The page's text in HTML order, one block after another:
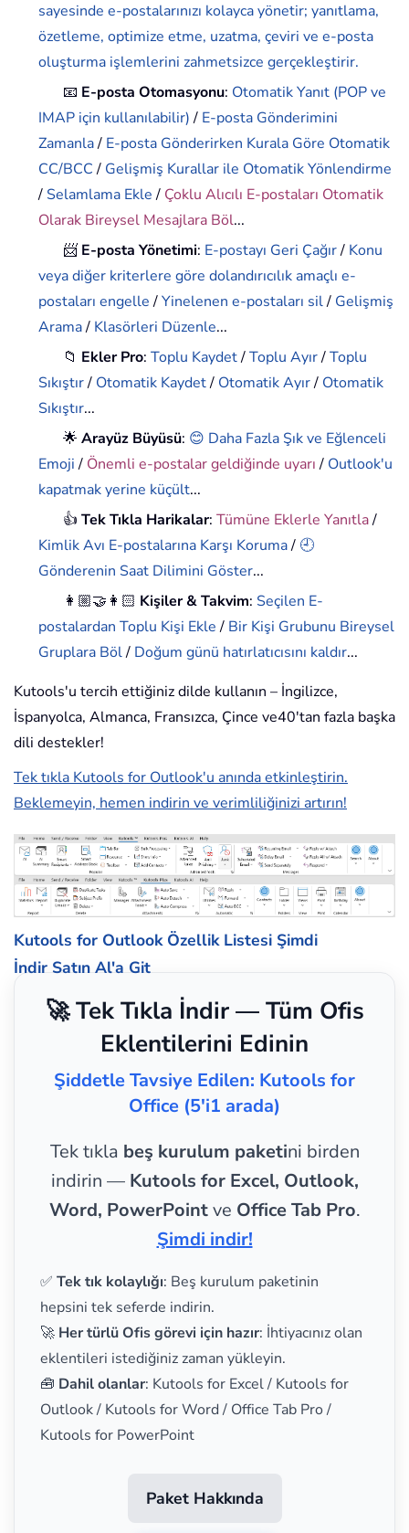
sayesinde e-postalarınızı kolayca yönetir; yanıtlama,
özetleme, optimize etme, uzatma, çeviri ve e-posta
oluşturma işlemlerini zahmetsizce gerçekleştirir.
📧 E-posta Otomasyonu: Otomatik Yanıt (POP ve
IMAP için kullanılabilir)/ E-posta Gönderimini
Zamanla/ E-posta Gönderirken Kurala Göre Otomatik
CC/BCC/ Gelişmiş Kurallar ile Otomatik Yönlendirme
/ Selamlama Ekle/ Çoklu Alıcılı E-postaları Otomatik
Olarak Bireysel Mesajlara Böl...
📨 E-posta Yönetimi: E-postayı Geri Çağır/ Konu
veya diğer kriterlere göre dolandırıcılık amaçlı e-
postaları engelle/Yinelenen e-postaları sil/ Gelişmiş
Arama/ Klasörleri Düzenle...
📁 Ekler Pro:Toplu Kaydet/Toplu Ayır/Toplu
Sıkıştır/ Otomatik Kaydet/ Otomatik Ayır/ Otomatik
Sıkıştır...
🌟Arayüz Büyüsü: 😊 Daha Fazla Şık ve Eğlenceli
Emoji/ Önemli e-postalar geldiğinde uyarı/ Outlook'u
kapatmak yerine küçült...
👍Tek Tıkla Harikalar:Tümüne Eklerle Yanıtla/
Kimlik Avı E-postalarına Karşı Koruma/ 🕘
Gönderenin Saat Dilimini Göster...
👩🏼‍🤝‍👩🏻 Kişiler & Takvim: Seçilen E-
postalardan Toplu Kişi Ekle/ Bir Kişi Grubunu Bireysel
Gruplara Böl/ Doğum günü hatırlatıcısını kaldır...
Kutools'u tercih ettiğiniz dilde kullanın – İngilizce,
İspanyolca, Almanca, Fransızca, Çince ve40'tan fazla başka
dili destekler!
Tek tıkla Kutools for Outlook'u anında etkinleştirin.
Beklemeyin, hemen indirin ve verimliliğinizi artırın!
Kutools for Outlook Özellik Listesi Şimdi
İndir Satın Al'a Git
🚀 Tek Tıkla İndir — Tüm Ofis
Eklentilerini Edinin
Şiddetle Tavsiye Edilen: Kutools for
Office (5'i1 arada)
Tek tıkla beş kurulum paketini birden
indirin — Kutools for Excel, Outlook,
Word, PowerPointve Office Tab Pro.
Şimdi indir!
✅ Tek tık kolaylığı: Beş kurulum paketinin
hepsini tek seferde indirin.
🚀 Her türlü Ofis görevi için hazır: İhtiyacınız olan
eklentileri istediğiniz zaman yükleyin.
🧰 Dahil olanlar: Kutools for Excel / Kutools for
Outlook / Kutools for Word / Office Tab Pro /
Kutools for PowerPoint
Paket Hakkında